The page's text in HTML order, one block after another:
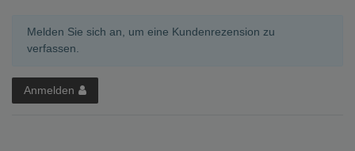
Melden Sie sich an, um eine Kundenrezension zu
verfassen.
Anmelden